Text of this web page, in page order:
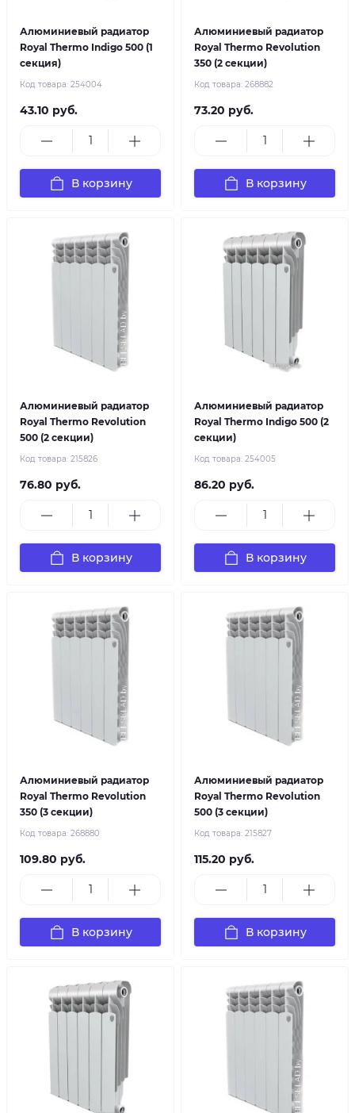
Алюминиевый радиатор
Royal Thermo Indigo 500 (1
секция)
Код товара: 254004
43.10 руб.
В корзину
Алюминиевый радиатор
Royal Thermo Revolution
350 (2 секции)
Код товара: 268882
73.20 руб.
В корзину
Алюминиевый радиатор
Royal Thermo Revolution
500 (2 секции)
Код товара: 215826
76.80 руб.
В корзину
Алюминиевый радиатор
Royal Thermo Indigo 500 (2
секции)
Код товара: 254005
86.20 руб.
В корзину
Алюминиевый радиатор
Royal Thermo Revolution
350 (3 секции)
Код товара: 268880
109.80 руб.
В корзину
Алюминиевый радиатор
Royal Thermo Revolution
500 (3 секции)
Код товара: 215827
115.20 руб.
В корзину